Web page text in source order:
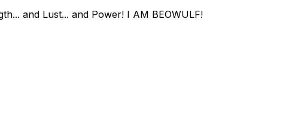
and Lust... and Power! I AM BEOWULF!